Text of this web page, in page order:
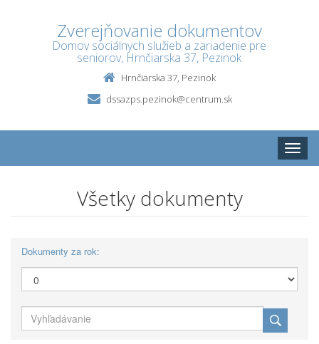
Zverejňovanie dokumentov
Domov sociálnych služieb a zariadenie pre
seniorov, Hrnčiarska 37, Pezinok
Hrnčiarska 37, Pezinok
dssazps.pezinok@centrum.sk
Toggle
Všetky dokumenty
Dokumenty za rok: